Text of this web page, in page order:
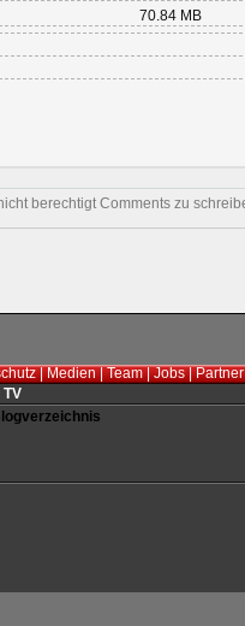
70.84 MB
berechtigt Comments zu
|Medien|Team|Jobs|Partner